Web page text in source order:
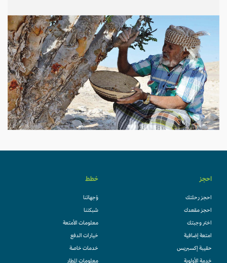
احجز
احجز رحلتك
احجز مقعدك
اختر وجبتك
امتعة إضافية
حقيبة إكسبريس
خدمة الأولوية
خطط
وُجهاتنا
شبكتنا
معلومات الأمتعة
خيارات الدفع
خدمات خاصة
معلومات المطار